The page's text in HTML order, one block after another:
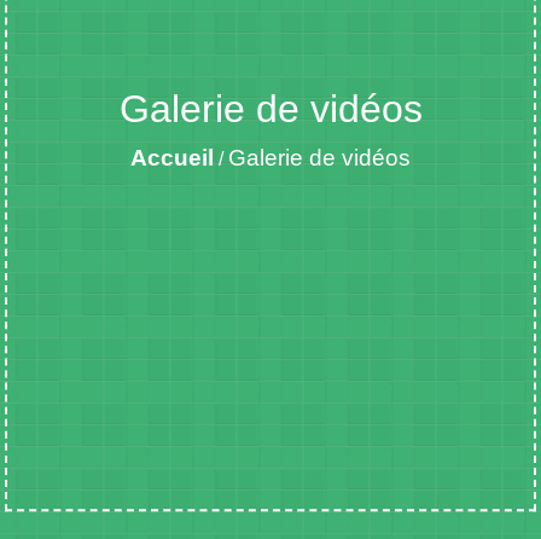
Galerie de vidéos
Accueil / Galerie de vidéos